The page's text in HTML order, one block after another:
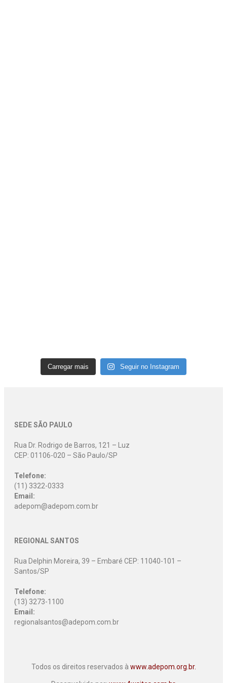
Carregar mais Seguir no Instagram
SEDE SÃO PAULO
Rua Dr. Rodrigo de Barros, 121 – Luz
CEP: 01106-020 – São Paulo/SP
Telefone:
(11) 3322-0333
Email:
adepom@adepom.com.br
REGIONAL SANTOS
Rua Delphin Moreira, 39 – Embaré CEP: 11040-101 –
Santos/SP
Telefone:
(13) 3273-1100
Email:
regionalsantos@adepom.com.br
Todos os direitos reservados à www.adepom.org.br.